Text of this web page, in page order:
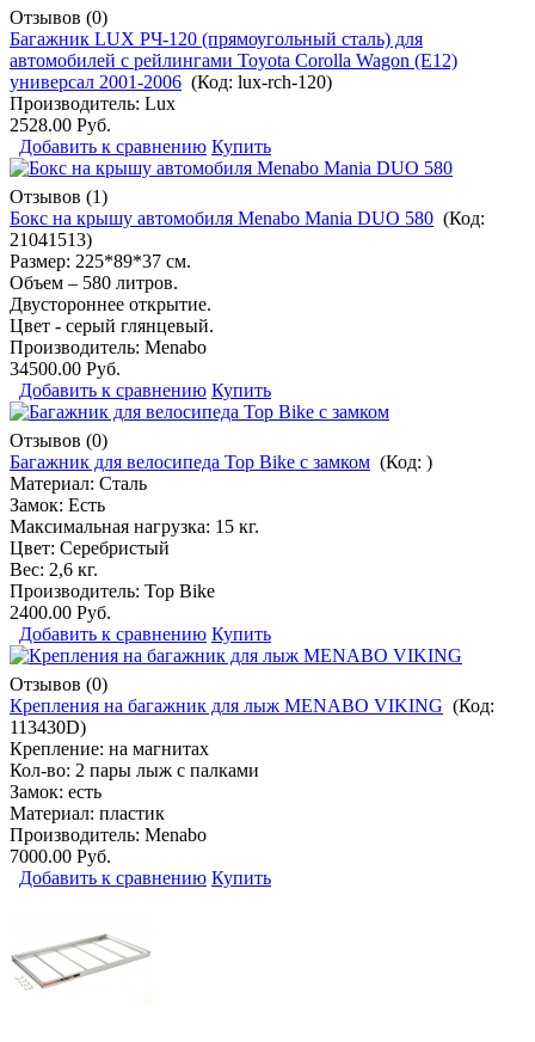
Отзывов (0)
Багажник LUX РЧ-120 (прямоугольный сталь) для
автомобилей с рейлингами Toyota Corolla Wagon (E12)
универсал 2001-2006 (Код: lux-rch-120)
Производитель: Lux
2528.00 Руб.
Добавить к сравнению Купить
Отзывов (1)
Бокс на крышу автомобиля Menabo Mania DUO 580 (Код:
21041513)
Размер: 225*89*37 см.
Объем – 580 литров.
Двустороннее открытие.
Цвет - серый глянцевый.
Производитель: Menabo
34500.00 Руб.
Добавить к сравнению Купить
Отзывов (0)
Багажник для велосипеда Top Bike с замком (Код: )
Материал: Сталь
Замок: Есть
Максимальная нагрузка: 15 кг.
Цвет: Серебристый
Вес: 2,6 кг.
Производитель: Top Bike
2400.00 Руб.
Добавить к сравнению Купить
Отзывов (0)
Крепления на багажник для лыж MENABO VIKING (Код:
113430D)
Крепление: на магнитах
Кол-во: 2 пары лыж с палками
Замок: есть
Материал: пластик
Производитель: Menabo
7000.00 Руб.
Добавить к сравнению Купить